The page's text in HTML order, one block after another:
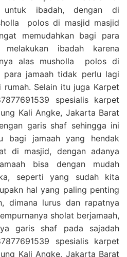
ibadah, dengan di
polos di masjid masjid
memudahkan bagi para
ibadah karena
alas musholla polos di
para jamaah tidak perlu lagi
rumah. Selain itu juga Karpet
spesialis karpet
Kali Angke, Jakarta Barat
garis shaf sehingga ini
bagi jamaah yang hendak
di masjid, dengan adanya
bisa dengan mudah
seperti yang sudah kita
hal yang paling penting
dimana lurus dan rapatnya
sholat berjamaah,
garis shaf pada sajadah
spesialis karpet
Kali Angke, Jakarta Barat